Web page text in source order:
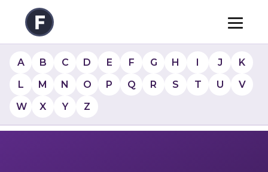
A B C D E F G H I J
K
L
M N O P Q R S T U
V
W
X Y Z